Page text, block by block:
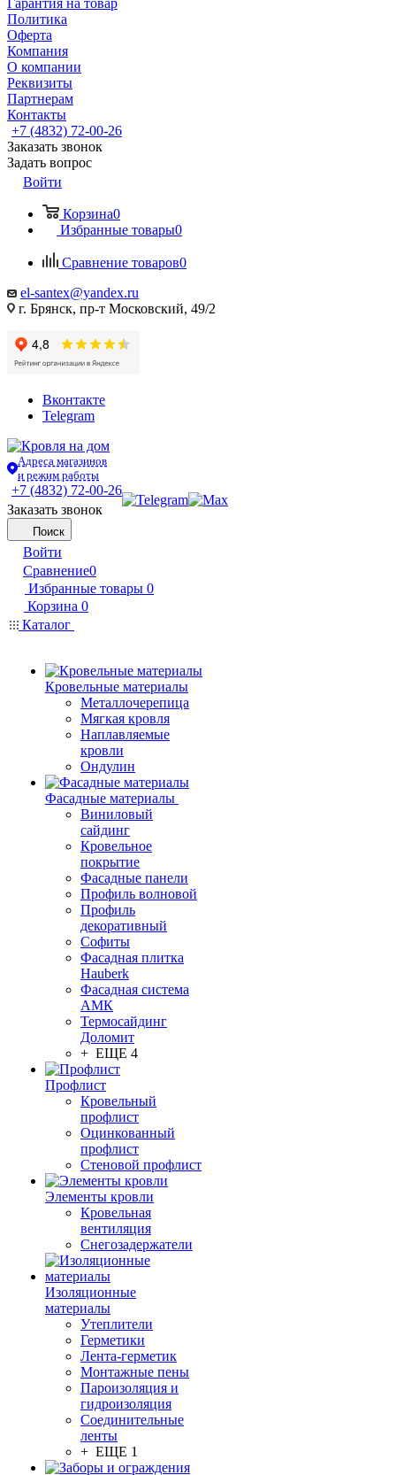
Гарантия на товар
Политика
Оферта
Компания
О компании
Реквизиты
Партнерам
Контакты
+7 (4832) 72-00-26
Заказать звонок
Задать вопрос
Войти
Корзина0
Избранные товары0
Сравнение товаров0
el-santex@yandex.ru
г. Брянск, пр-т Московский, 49/2
Вконтакте
Telegram
Адреса магазинов
и режим работы
+7 (4832) 72-00-26
Заказать звонок
Поиск
Войти
Сравнение0
Избранные товары 0
Корзина 0
Каталог
Кровельные материалы
Металлочерепица
Мягкая кровля
Наплавляемые
кровли
Ондулин
Фасадные материалы
Виниловый
сайдинг
Кровельное
покрытие
Фасадные панели
Профиль волновой
Профиль
декоративный
Софиты
Фасадная плитка
Hauberk
Фасадная система
АМК
Термосайдинг
Доломит
+ ЕЩЕ 4
Профлист
Кровельный
профлист
Оцинкованный
профлист
Стеновой профлист
Элементы кровли
Кровельная
вентиляция
Снегозадержатели
Изоляционные
материалы
Утеплители
Герметики
Лента-герметик
Монтажные пены
Пароизоляция и
гидроизоляция
Соединительные
ленты
+ ЕЩЕ 1